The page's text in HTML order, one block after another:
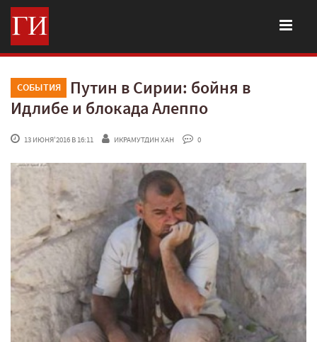
СОБЫТИЯ
Путин в Сирии: бойня в
Идлибе и блокада Алеппо
13 ИЮНЯ'2016 В 16:11 ИКРАМУТДИН ХАН 0